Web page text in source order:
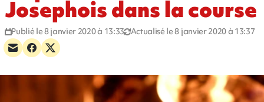
Josephois dans la course
Publié le 8 janvier 2020 à 13:33 Actualisé le 8 janvier 2020 à 13:37